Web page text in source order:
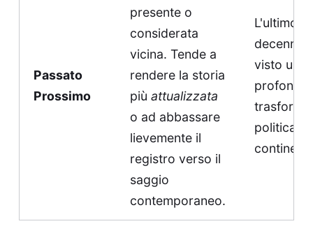
Passato
Prossimo
presente o
considerata
vicina. Tende a
rendere la storia
piùattualizzata
o ad abbassare
lievemente il
registro verso il
saggio
contemporaneo.
L'ultimo
decennio
visto una
profonda
politica